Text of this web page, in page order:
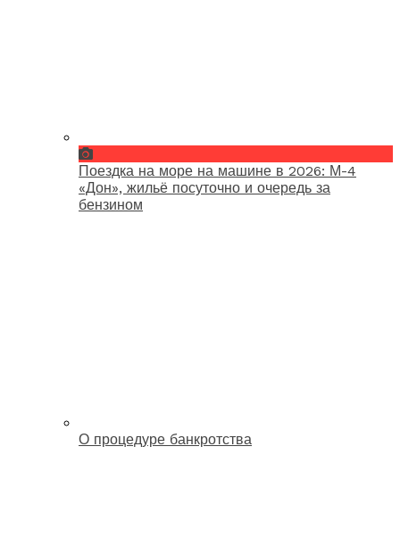
Поездка на море на машине в 2026: М-4
«Дон», жильё посуточно и очередь за
бензином
О процедуре банкротства